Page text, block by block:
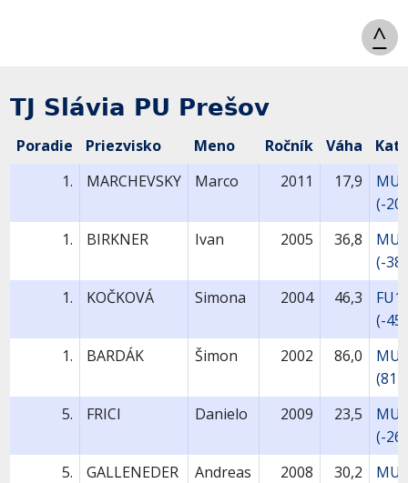
^
TJ Slávia PU Prešov
Poradie Priezvisko Meno Ročník Váha
1.
MARCHEVSKY Marco 2011 17,9
(-
1.
BIRKNER Ivan 2005 36,8
(-
1.
KOČKOVÁ Simona 2004 46,3
(-
1.
BARDÁK Šimon 2002 86,0
5.
FRICI Danielo 2009 23,5
(-
5.
GALLENEDER Andreas 2008 30,2